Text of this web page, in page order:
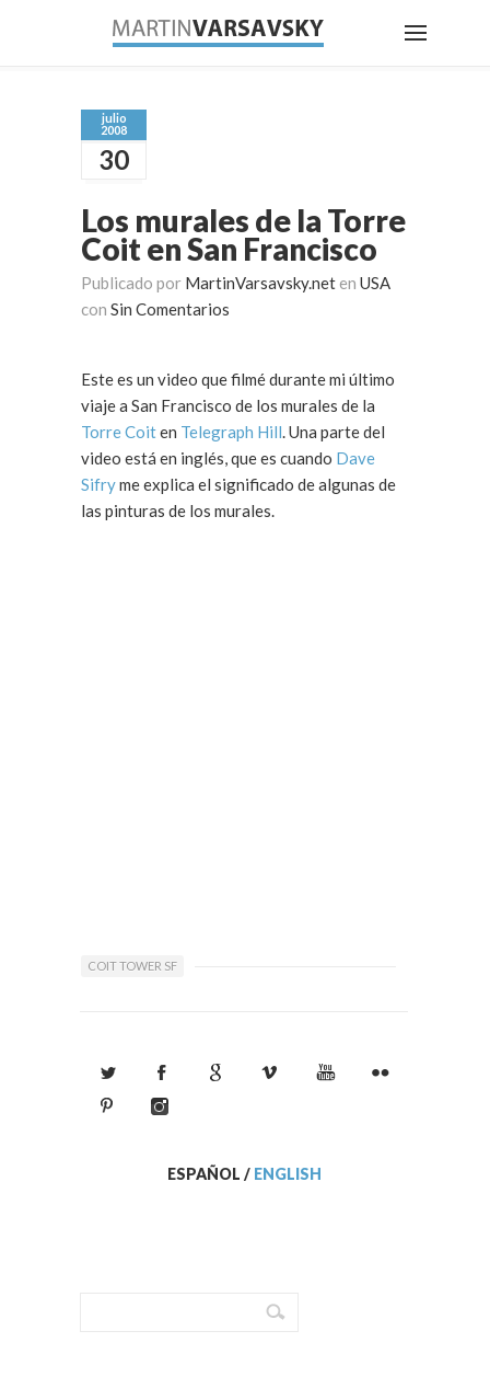
julio
2008
30
Los murales de la Torre
Coit en San Francisco
Publicado por MartinVarsavsky.net en USA
con Sin Comentarios
Este es un video que filmé durante mi último
viaje a San Francisco de los murales de la
Torre Coiten Telegraph Hill. Una parte del
video está en inglés, que es cuando Dave
Sifryme explica el significado de algunas de
las pinturas de los murales.
COIT TOWER SF
ESPAÑOL / ENGLISH